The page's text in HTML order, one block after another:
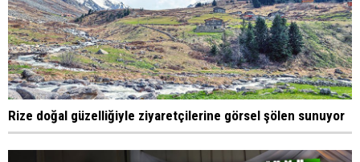
Rize doğal güzelliğiyle ziyaretçilerine görsel şölen sunuyor